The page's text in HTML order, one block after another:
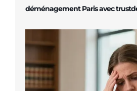
déménagement Paris avec